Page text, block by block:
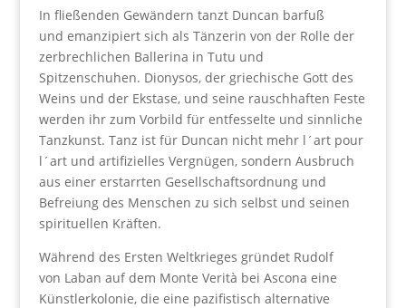
In fließenden Gewändern tanzt Duncan barfuß
und emanzipiert sich als Tänzerin von der Rolle der
zerbrechlichen Ballerina in Tutu und
Spitzenschuhen. Dionysos, der griechische Gott des
Weins und der Ekstase, und seine rauschhaften Feste
werden ihr zum Vorbild für entfesselte und sinnliche
Tanzkunst. Tanz ist für Duncan nicht mehr l´art pour
l´art und artifizielles Vergnügen, sondern Ausbruch
aus einer erstarrten Gesellschaftsordnung und
Befreiung des Menschen zu sich selbst und seinen
spirituellen Kräften.
Während des Ersten Weltkrieges gründet Rudolf
von Laban auf dem Monte Verità bei Ascona eine
Künstlerkolonie, die eine pazifistisch alternative